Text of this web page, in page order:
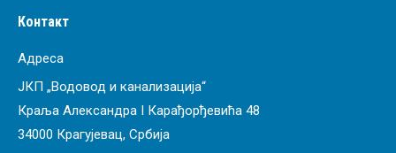
Контакт
Адреса
ЈКП „Водовод и канализација“
Краља Александра I Карађорђевића 48
34000 Крагујевац, Србија